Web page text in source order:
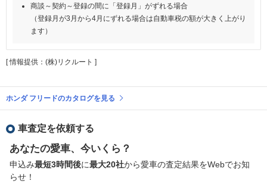
商談～契約～登録の間に「登録月」がずれる場合
（登録月が3月から4月にずれる場合は自動車税の額が大きく上がり
ます）
[ 情報提供：(株)リクルート ]
ホンダ フリードのカタログを見る
車査定を依頼する
あなたの愛車、今いくら？
申込み最短3時間後に最大20社から愛車の査定結果をWebでお知
らせ！